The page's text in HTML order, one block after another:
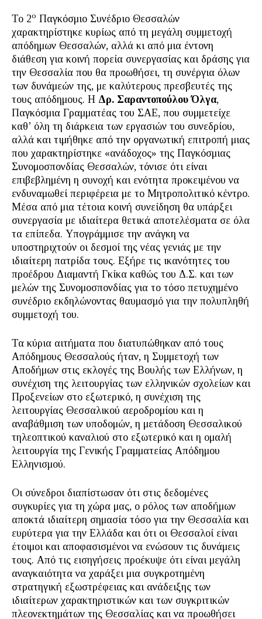
Το 2ο Παγκόσμιο Συνέδριο Θεσσαλών
χαρακτηρίστηκε κυρίως από τη μεγάλη συμμετοχή
απόδημων Θεσσαλών, αλλά κι από μια έντονη
διάθεση για κοινή πορεία συνεργασίας και δράσης για
την Θεσσαλία που θα προωθήσει, τη συνέργια όλων
των δυνάμεών της, με καλύτερους πρεσβευτές της
τους απόδημους. Η Δρ. Σαραντοπούλου Όλγα,
Παγκόσμια Γραμματέας του ΣΑΕ, που συμμετείχε
καθ’ όλη τη διάρκεια των εργασιών του συνεδρίου,
αλλά και τιμήθηκε από την οργανωτική επιτροπή μιας
που χαρακτηρίστηκε «ανάδοχος» της Παγκόσμιας
Συνομοσπονδίας Θεσσαλών, τόνισε ότι είναι
επιβεβλημένη η συνοχή και ενότητα προκειμένου να
ενδυναμωθεί περιφέρεια με το Μητροπολιτικό κέντρο.
Μέσα από μια τέτοια κοινή συνείδηση θα υπάρξει
συνεργασία με ιδιαίτερα θετικά αποτελέσματα σε όλα
τα επίπεδα. Υπογράμμισε την ανάγκη να
υποστηριχτούν οι δεσμοί της νέας γενιάς με την
ιδιαίτερη πατρίδα τους. Εξήρε τις ικανότητες του
προέδρου Διαμαντή Γκίκα καθώς του Δ.Σ. και των
μελών της Συνομοσπονδίας για το τόσο πετυχημένο
συνέδριο εκδηλώνοντας θαυμασμό για την πολυπληθή
συμμετοχή του.
Τα κύρια αιτήματα που διατυπώθηκαν από τους
Απόδημους Θεσσαλούς ήταν, η Συμμετοχή των
Αποδήμων στις εκλογές της Βουλής των Ελλήνων, η
συνέχιση της λειτουργίας των ελληνικών σχολείων και
Προξενείων στο εξωτερικό, η συνέχιση της
λειτουργίας Θεσσαλικού αεροδρομίου και η
αναβάθμιση των υποδομών, η μετάδοση Θεσσαλικού
τηλεοπτικού καναλιού στο εξωτερικό και η ομαλή
λειτουργία της Γενικής Γραμματείας Απόδημου
Ελληνισμού.
Οι σύνεδροι διαπίστωσαν ότι στις δεδομένες
συγκυρίες για τη χώρα μας, ο ρόλος των αποδήμων
αποκτά ιδιαίτερη σημασία τόσο για την Θεσσαλία και
ευρύτερα για την Ελλάδα και ότι οι Θεσσαλοί είναι
έτοιμοι και αποφασισμένοι να ενώσουν τις δυνάμεις
τους. Από τις εισηγήσεις προέκυψε ότι είναι μεγάλη
αναγκαιότητα να χαράξει μια συγκροτημένη
στρατηγική εξωστρέφειας και ανάδειξης των
ιδιαίτερων χαρακτηριστικών και των συγκριτικών
πλεονεκτημάτων της Θεσσαλίας και να προωθήσει